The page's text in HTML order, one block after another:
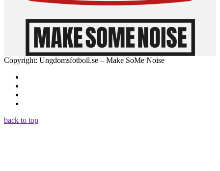
Copyright: Ungdomsfotboll.se – Make SoMe Noise
back to top